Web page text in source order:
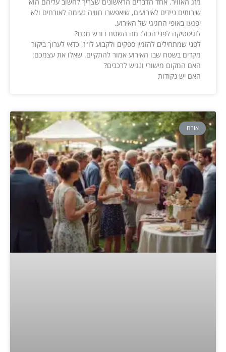
שירותים ניידים לאירועים, שיאפשרו חוויה נעימה לאורחים ולא
יפגעו באופי החגיגי של האירוע.
לוגיסטיקה לפני הכול: מה השטח דורש מכם?
לפני שמתחילים להזמין ספקים ולקבוע לו"ז, כדאי לערוך ביקור
מקדים בשטח שבו האירוע אמור להתקיים. שאלו את עצמכם:
האם המקום מישורי ונגיש לרכבים?
האם יש נקודות
אורח